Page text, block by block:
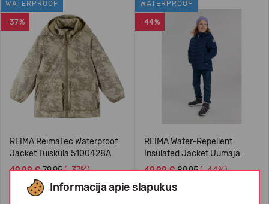
Informacija apie slapukus
-37%
WATERPROOF
REIMA ReimaTec Waterproof
Jacket Tuiskula 5100428A
49,99 €79.95(-37%)
-44%
WATERPROOF
REIMA Water-Repellent
Insulated Jacket Uumaja
5100340A
49,99 €89.95(-44%)